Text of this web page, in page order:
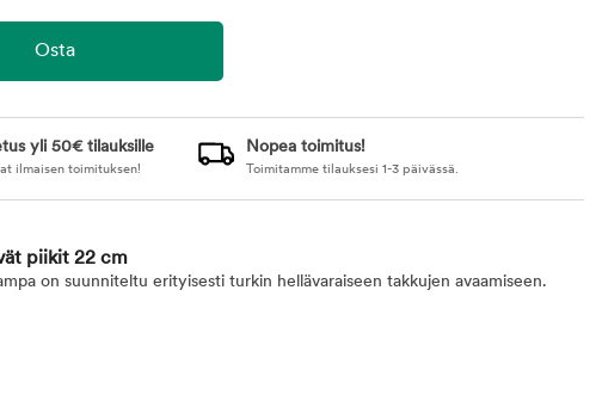
yli 50€ tilauksille
ilmaisen toimituksen!
Nopea toimitus!
Toimitamme tilauksesi 1-3 päivässä.
piikit 22 cm
on suunniteltu erityisesti turkin hellävaraiseen takkujen avaamiseen.